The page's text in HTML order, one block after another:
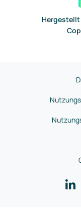
Hergestellt